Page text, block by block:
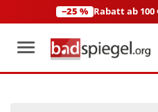
−25 % Rabatt ab 100
+49 (0)2306 3744580